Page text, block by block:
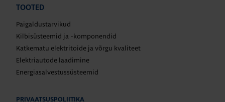
TOOTED
Paigaldustarvikud
Kilbisüsteemid ja -komponendid
Katkematu elektritoide ja võrgu kvaliteet
Elektriautode laadimine
Energiasalvestussüsteemid
PRIVAATSUSPOLIITIKA